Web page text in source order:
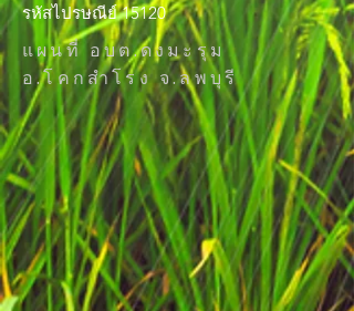
รหัสไปรษณีย์ 15120
แผนที่ อบต.ดงมะรุม
อ.โคกสำโรง จ.ลพบุรี